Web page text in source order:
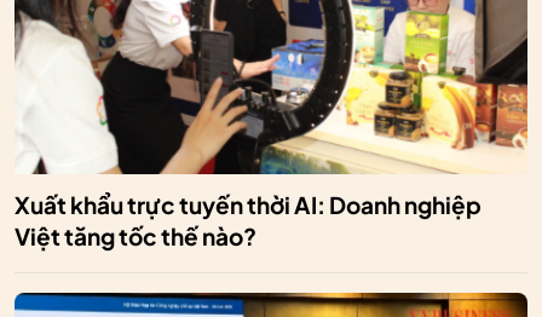
Xuất khẩu trực tuyến thời AI: Doanh nghiệp
Việt tăng tốc thế nào?